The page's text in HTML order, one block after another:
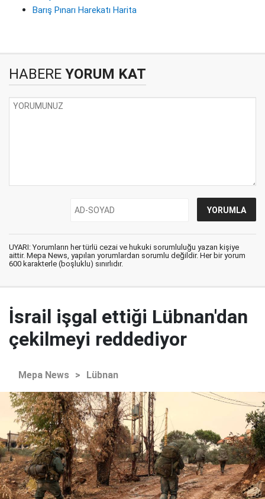
Barış Pınarı Harekatı Harita
HABERE YORUM KAT
UYARI: Yorumların her türlü cezai ve hukuki sorumluluğu yazan kişiye
aittir. Mepa News, yapılan yorumlardan sorumlu değildir. Her bir yorum
600 karakterle (boşluklu) sınırlıdır.
İsrail işgal ettiği Lübnan'dan
çekilmeyi reddediyor
Mepa News > Lübnan